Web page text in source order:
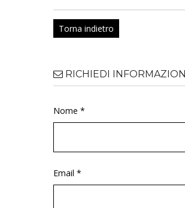
Torna indietro
RICHIEDI INFORMAZIONI
Nome *
Email *